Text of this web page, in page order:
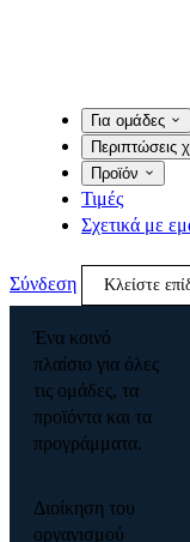
Για ομάδες
Περιπτώσεις
Προϊόν
Τιμές
Σχετικά με
Σύνδεση Κλείστε
Ένα κοινό
πλαίσιο για όλες
τις ομάδες, τα
προϊόντα και τα
προγράμματα.
Διοίκηση του
οργανισμού